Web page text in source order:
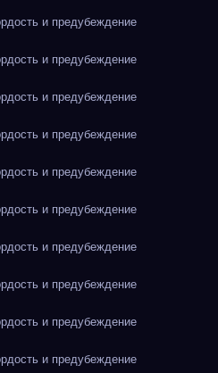
и предубеждение
и предубеждение
и предубеждение
и предубеждение
и предубеждение
и предубеждение
и предубеждение
и предубеждение
и предубеждение
и предубеждение